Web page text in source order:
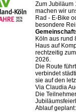
Zum Jubiläum
machen wir
Rad - E-Bike
besondere
Köln aus rund
Haus auf
rechtzeitig
2026.
Die Route
verbindet
sie auf den
Via Claudia
Die
Ablauf geplant: